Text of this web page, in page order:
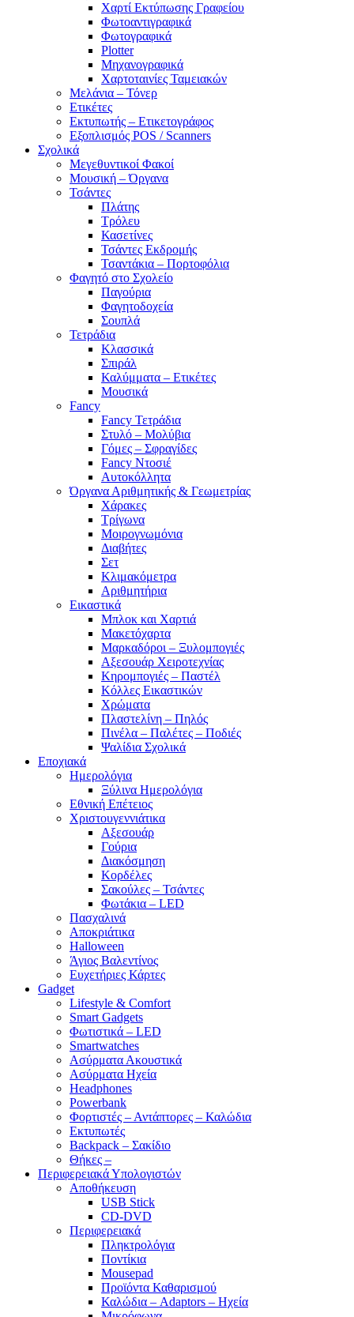
Χαρτί Εκτύπωσης Γραφείου
Φωτοαντιγραφικά
Φωτογραφικά
Plotter
Μηχανογραφικά
Χαρτοταινίες Ταμειακών
Μελάνια – Τόνερ
Ετικέτες
Εκτυπωτής – Ετικετογράφος
Εξοπλισμός POS / Scanners
Σχολικά
Μεγεθυντικοί Φακοί
Μουσική – Όργανα
Τσάντες
Πλάτης
Τρόλευ
Κασετίνες
Τσάντες Εκδρομής
Τσαντάκια – Πορτοφόλια
Φαγητό στο Σχολείο
Παγούρια
Φαγητοδοχεία
Σουπλά
Τετράδια
Κλασσικά
Σπιράλ
Καλύμματα – Ετικέτες
Μουσικά
Fancy
Fancy Τετράδια
Στυλό – Μολύβια
Γόμες – Σφραγίδες
Fancy Ντοσιέ
Αυτοκόλλητα
Όργανα Αριθμητικής & Γεωμετρίας
Χάρακες
Τρίγωνα
Mοιρογνωμόνια
Διαβήτες
Σετ
Κλιμακόμετρα
Αριθμητήρια
Εικαστικά
Μπλοκ και Χαρτιά
Μακετόχαρτα
Μαρκαδόροι – Ξυλομπογιές
Αξεσουάρ Χειροτεχνίας
Κηρομπογιές – Παστέλ
Κόλλες Εικαστικών
Χρώματα
Πλαστελίνη – Πηλός
Πινέλα – Παλέτες – Ποδιές
Ψαλίδια Σχολικά
Εποχιακά
Ημερολόγια
Ξύλινα Ημερολόγια
Εθνική Επέτειος
Χριστουγεννιάτικα
Αξεσουάρ
Γούρια
Διακόσμηση
Κορδέλες
Σακούλες – Τσάντες
Φωτάκια – LED
Πασχαλινά
Αποκριάτικα
Halloween
Άγιος Βαλεντίνος
Ευχετήριες Κάρτες
Gadget
Lifestyle & Comfort
Smart Gadgets
Φωτιστικά – LED
Smartwatches
Ασύρματα Ακουστικά
Ασύρματα Ηχεία
Headphones
Powerbank
Φορτιστές – Αντάπτορες – Καλώδια
Εκτυπωτές
Backpack – Σακίδιο
Θήκες –
Περιφερειακά Υπολογιστών
Αποθήκευση
USB Stick
CD-DVD
Περιφερειακά
Πληκτρολόγια
Ποντίκια
Mousepad
Προϊόντα Καθαρισμού
Καλώδια – Adaptors – Ηχεία